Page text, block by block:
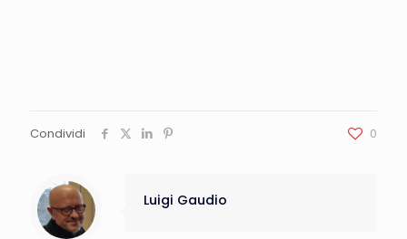
Condividi 0
Luigi Gaudio